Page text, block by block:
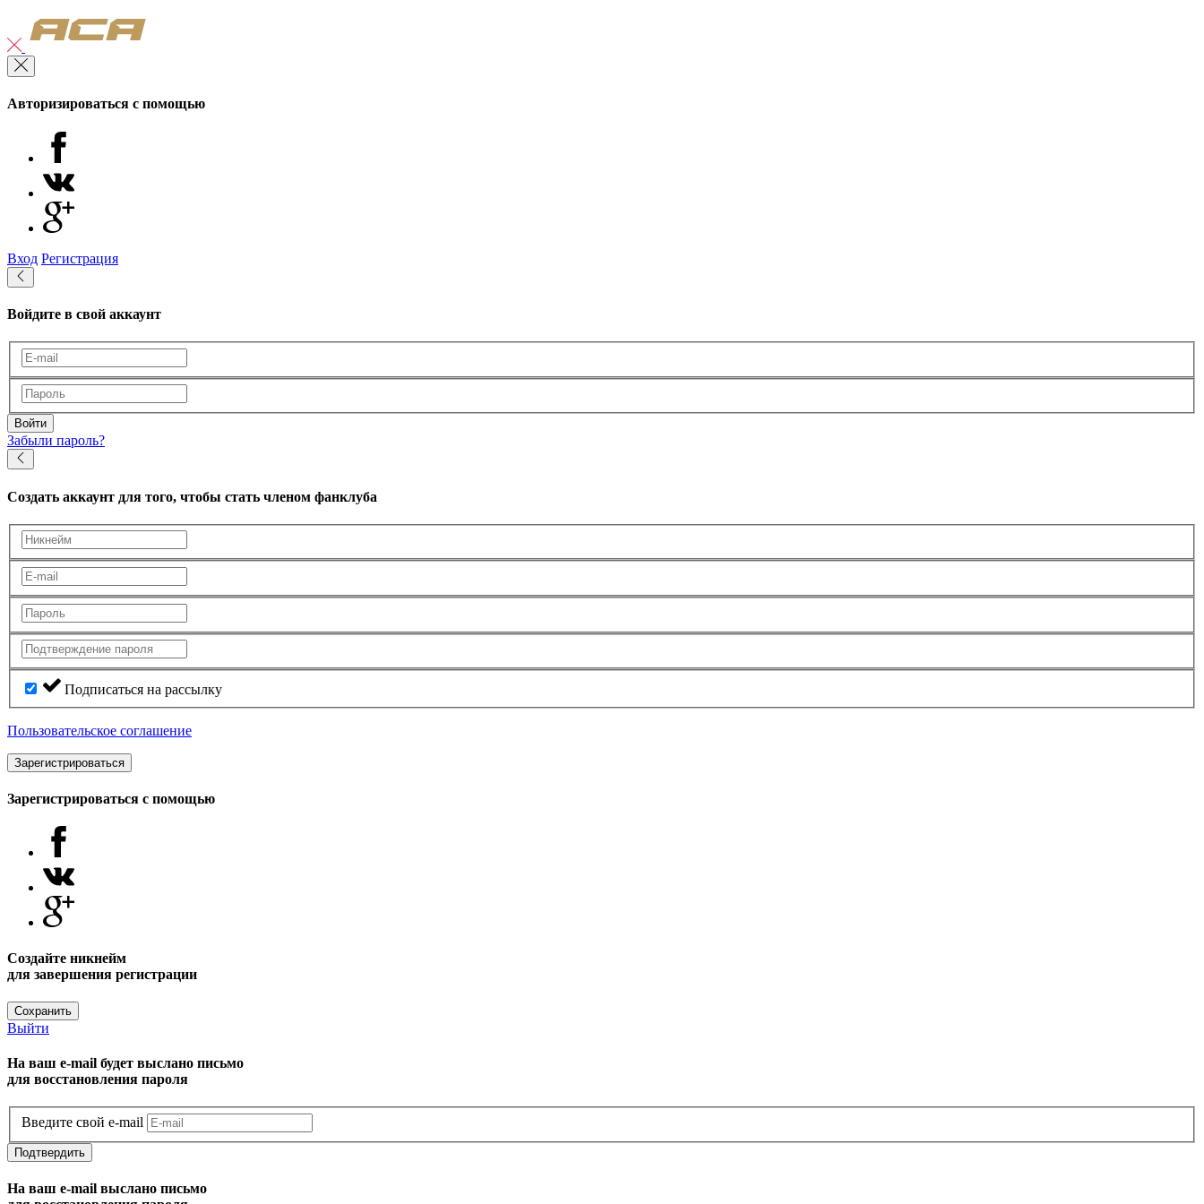
Авторизироваться с помощью
Вход Регистрация
Войдите в свой аккаунт
Войти
Забыли пароль?
Создать аккаунт для того, чтобы стать членом фанклуба
Подписаться на рассылку
Пользовательское соглашение
Зарегистрироваться
Зарегистрироваться с помощью
Создайте никнейм
для завершения регистрации
Сохранить
Выйти
На ваш e-mail будет выслано письмо
для восстановления пароля
Введите свой e-mail
Подтвердить
На ваш e-mail выслано письмо